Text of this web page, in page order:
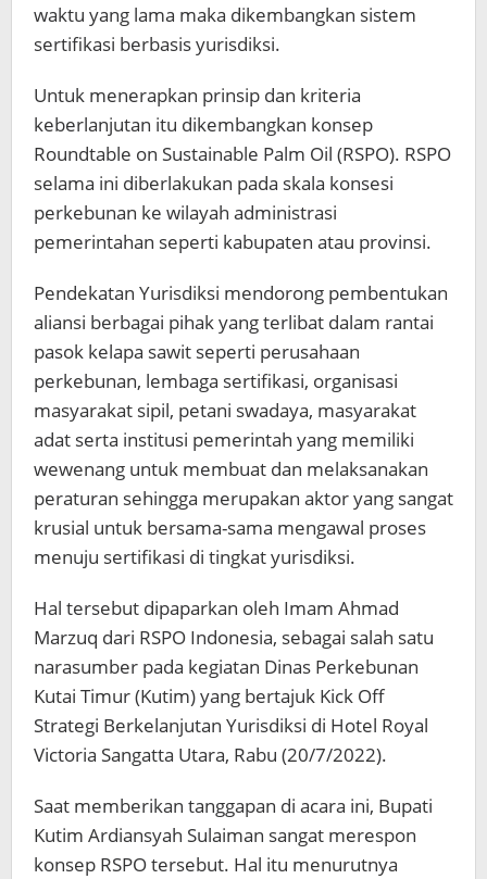
waktu yang lama maka dikembangkan sistem
sertifikasi berbasis yurisdiksi.
Untuk menerapkan prinsip dan kriteria
keberlanjutan itu dikembangkan konsep
Roundtable on Sustainable Palm Oil (RSPO). RSPO
selama ini diberlakukan pada skala konsesi
perkebunan ke wilayah administrasi
pemerintahan seperti kabupaten atau provinsi.
Pendekatan Yurisdiksi mendorong pembentukan
aliansi berbagai pihak yang terlibat dalam rantai
pasok kelapa sawit seperti perusahaan
perkebunan, lembaga sertifikasi, organisasi
masyarakat sipil, petani swadaya, masyarakat
adat serta institusi pemerintah yang memiliki
wewenang untuk membuat dan melaksanakan
peraturan sehingga merupakan aktor yang sangat
krusial untuk bersama-sama mengawal proses
menuju sertifikasi di tingkat yurisdiksi.
Hal tersebut dipaparkan oleh Imam Ahmad
Marzuq dari RSPO Indonesia, sebagai salah satu
narasumber pada kegiatan Dinas Perkebunan
Kutai Timur (Kutim) yang bertajuk Kick Off
Strategi Berkelanjutan Yurisdiksi di Hotel Royal
Victoria Sangatta Utara, Rabu (20/7/2022).
Saat memberikan tanggapan di acara ini, Bupati
Kutim Ardiansyah Sulaiman sangat merespon
konsep RSPO tersebut. Hal itu menurutnya